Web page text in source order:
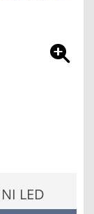
LED